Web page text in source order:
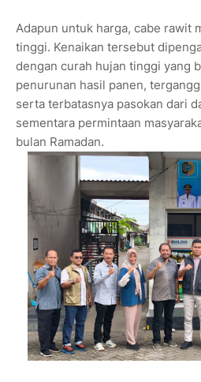
Adapun untuk harga, cabe rawit
tinggi. Kenaikan tersebut
dengan curah hujan tinggi yang
penurunan hasil panen,
serta terbatasnya pasokan dari
sementara permintaan
bulan Ramadan.